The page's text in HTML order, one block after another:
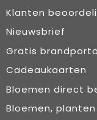
Klanten
Nieuwsbrief
Gratis
Cadeaukaarten
Bloemen direct
Bloemen,